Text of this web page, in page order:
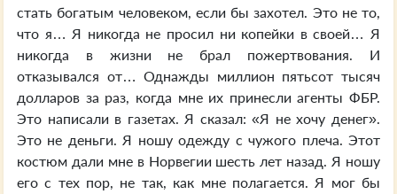
стать богатым человеком, если бы захотел. Это не то,
что я… Я никогда не просил ни копейки в своей… Я
никогда в жизни не брал пожертвования. И
отказывался от… Однажды миллион пятьсот тысяч
долларов за раз, когда мне их принесли агенты ФБР.
Это написали в газетах. Я сказал: «Я не хочу денег».
Это не деньги. Я ношу одежду с чужого плеча. Этот
костюм дали мне в Норвегии шесть лет назад. Я ношу
его с тех пор, не так, как мне полагается. Я мог бы